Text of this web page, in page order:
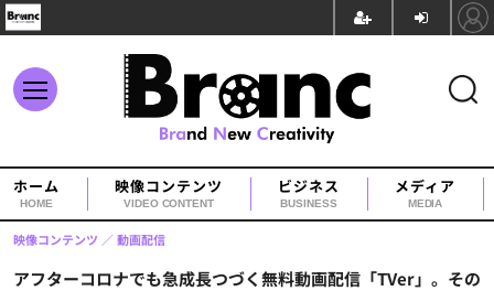
ホーム
HOME
映像コンテンツ
VIDEO CONTENT
ビジネス
BUSINESS
メディア
MEDIA
アフターコロナでも急成長つづく無料動画配信「TVer」。その
映像コンテンツ 動画配信